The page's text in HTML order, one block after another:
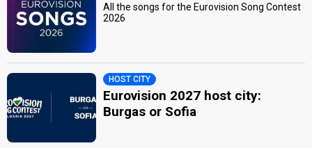
All the songs for the Eurovision Song Contest
2026
HOST CITY
Eurovision 2027 host city:
Burgas or Sofia